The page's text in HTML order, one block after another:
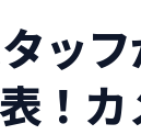
ッフ
！